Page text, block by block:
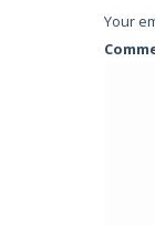
Your